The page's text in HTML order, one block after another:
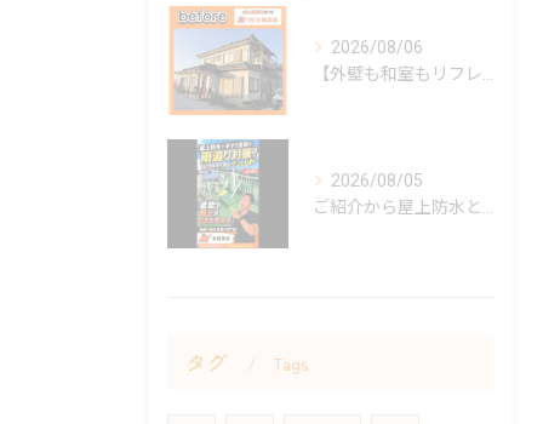
2026/08/06
【外壁も和室もリフレッシュ！心地よい住まいへ】
2026/08/05
ご紹介から屋上防水と手すりの塗装をしました。
タグ Tags